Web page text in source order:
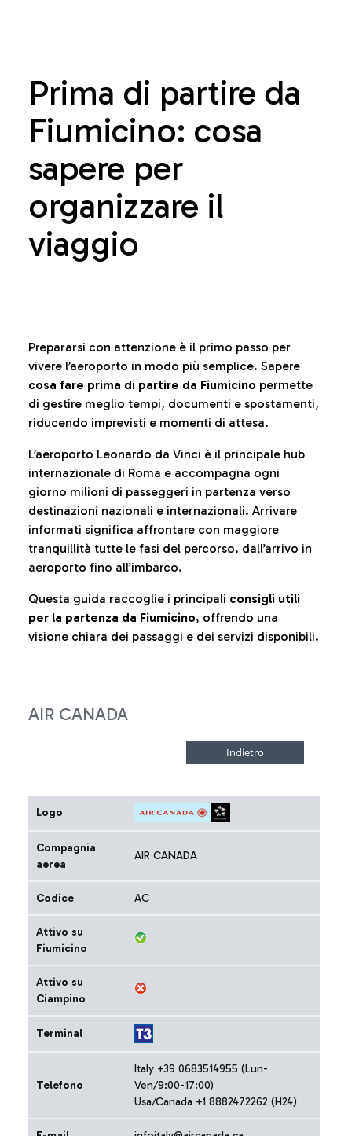
Prima di partire da
Fiumicino: cosa
sapere per
organizzare il
viaggio
Prepararsi con attenzione è il primo passo per
vivere l’aeroporto in modo più semplice. Sapere
cosa fare prima di partire da Fiumicino permette
di gestire meglio tempi, documenti e spostamenti,
riducendo imprevisti e momenti di attesa.
L’aeroporto Leonardo da Vinci è il principale hub
internazionale di Roma e accompagna ogni
giorno milioni di passeggeri in partenza verso
destinazioni nazionali e internazionali. Arrivare
informati significa affrontare con maggiore
tranquillità tutte le fasi del percorso, dall’arrivo in
aeroporto fino all’imbarco.
Questa guida raccoglie i principali consigli utili
per la partenza da Fiumicino, offrendo una
visione chiara dei passaggi e dei servizi disponibili.
AIR CANADA
Logo
Compagnia
aerea
AIR CANADA
Codice AC
Attivo su
Fiumicino
Attivo su
Ciampino
Terminal
Telefono
Italy +39 0683514955 (Lun-
Ven/9:00-17:00)
Usa/Canada +1 8882472262 (H24)